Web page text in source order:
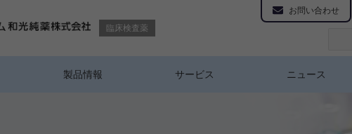
臨床検査薬
お問い合わせ
製品情報 サービス ニュース